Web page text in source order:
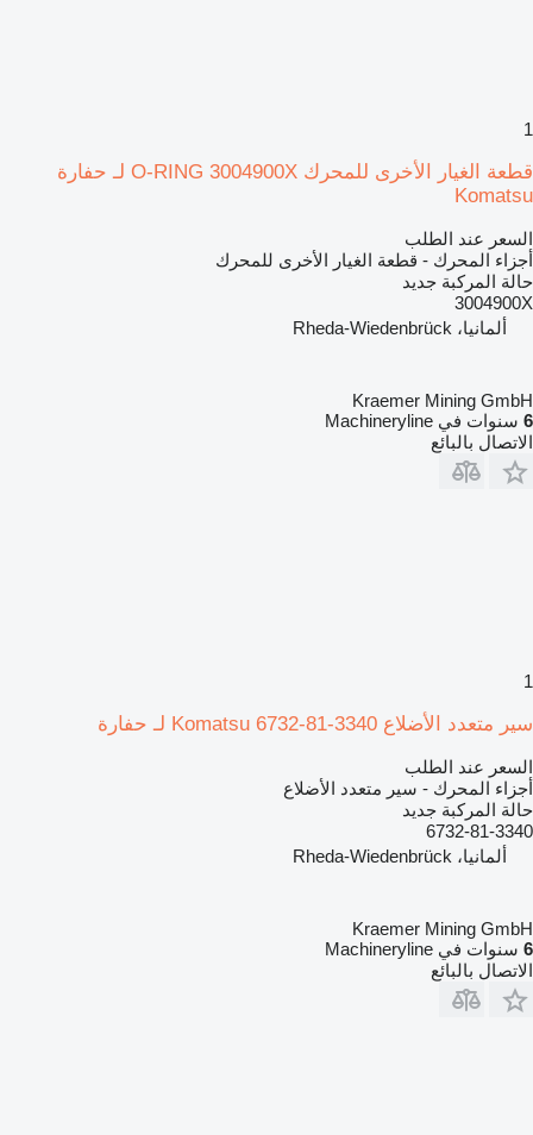
1
قطعة الغيار الأخرى للمحرك O-RING 3004900X لـ حفارة
Komatsu
السعر عند الطلب
أجزاء المحرك - قطعة الغيار الأخرى للمحرك
حالة المركبة جديد
3004900X
ألمانيا، Rheda-Wiedenbrück
Kraemer Mining GmbH
6 سنوات في Machineryline
الاتصال بالبائع
1
سير متعدد الأضلاع Komatsu 6732-81-3340 لـ حفارة
السعر عند الطلب
أجزاء المحرك - سير متعدد الأضلاع
حالة المركبة جديد
6732-81-3340
ألمانيا، Rheda-Wiedenbrück
Kraemer Mining GmbH
6 سنوات في Machineryline
الاتصال بالبائع